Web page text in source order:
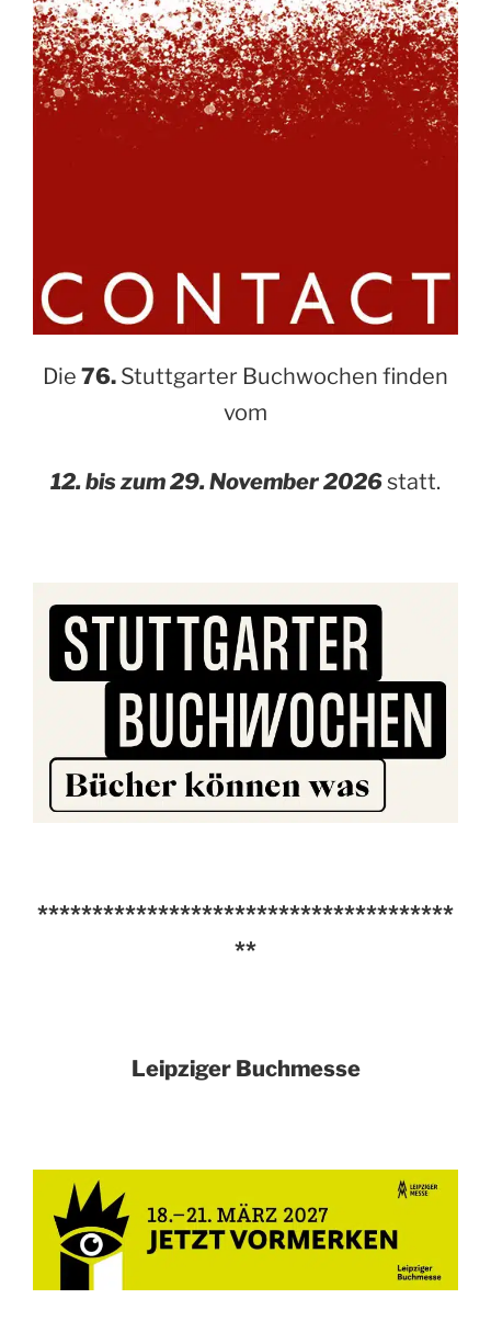
Die 76. Stuttgarter Buchwochen finden
vom
12. bis zum 29. November 2026statt.
**************************************
**
Leipziger Buchmesse